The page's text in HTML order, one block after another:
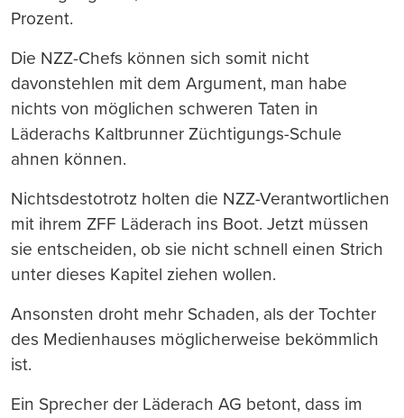
Prozent.
Die NZZ-Chefs können sich somit nicht
davonstehlen mit dem Argument, man habe
nichts von möglichen schweren Taten in
Läderachs Kaltbrunner Züchtigungs-Schule
ahnen können.
Nichtsdestotrotz holten die NZZ-Verantwortlichen
mit ihrem ZFF Läderach ins Boot. Jetzt müssen
sie entscheiden, ob sie nicht schnell einen Strich
unter dieses Kapitel ziehen wollen.
Ansonsten droht mehr Schaden, als der Tochter
des Medienhauses möglicherweise bekömmlich
ist.
Ein Sprecher der Läderach AG betont, dass im